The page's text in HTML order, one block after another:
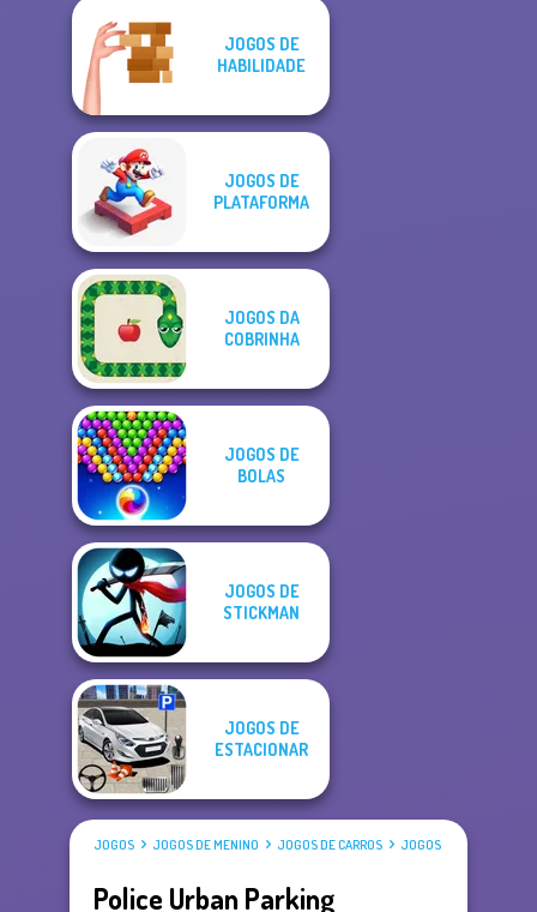
JOGOS DE
HABILIDADE
JOGOS DE
PLATAFORMA
JOGOS DA
COBRINHA
JOGOS DE
BOLAS
JOGOS DE
STICKMAN
JOGOS DE
ESTACIONAR
JOGOS JOGOS DE MENINO JOGOS DE CARROS JOGOS DE ESTACIONAR
Police Urban Parking